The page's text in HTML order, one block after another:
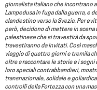
giornalista italiano che incontrano
Lampedusa in fuga dalla guerra, e
clandestino verso la Svezia. Per
però, decidono di mettere in
palestinese che si travestirà da
travestiranno da invitati. Così
viaggio di quattro giorni e tremila
oltre a raccontare le storie e i
loro speciali contrabbandieri,
transnazionale, solidale e
controlli della Fortezza con una